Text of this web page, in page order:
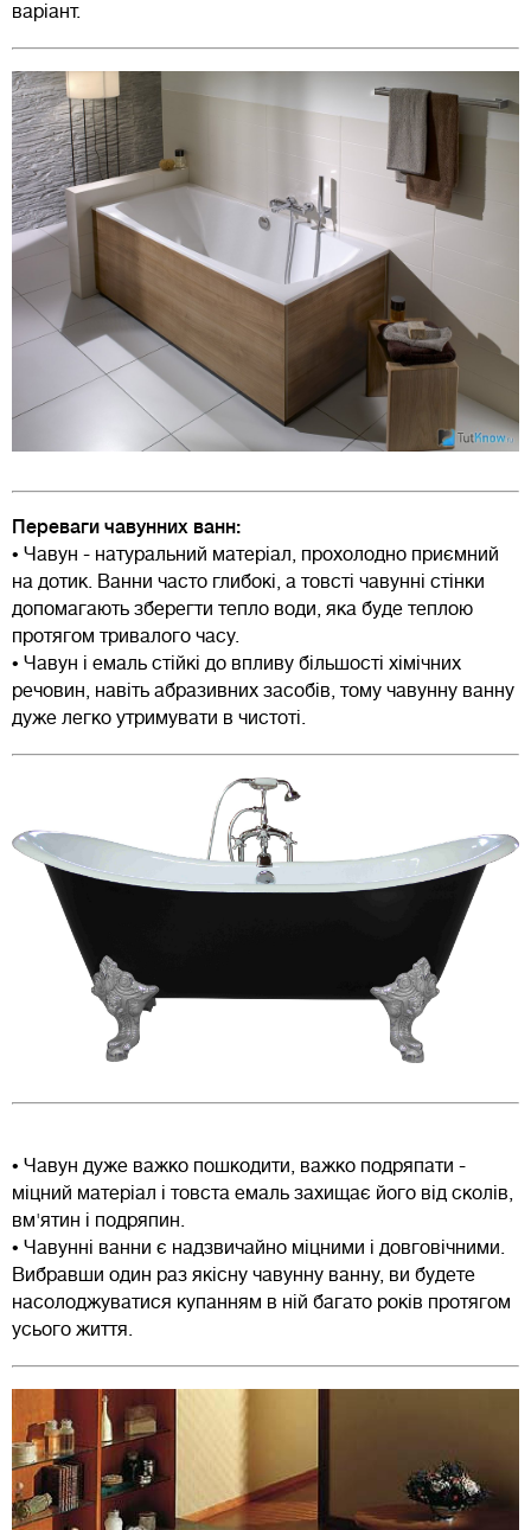
варіант.
Переваги чавунних ванн:
• Чавун - натуральний матеріал, прохолодно приємний
на дотик. Ванни часто глибокі, а товсті чавунні стінки
допомагають зберегти тепло води, яка буде теплою
протягом тривалого часу.
• Чавун і емаль стійкі до впливу більшості хімічних
речовин, навіть абразивних засобів, тому чавунну ванну
дуже легко утримувати в чистоті.
• Чавун дуже важко пошкодити, важко подряпати -
міцний матеріал і товста емаль захищає його від сколів,
вм'ятин і подряпин.
• Чавунні ванни є надзвичайно міцними і довговічними.
Вибравши один раз якісну чавунну ванну, ви будете
насолоджуватися купанням в ній багато років протягом
усього життя.